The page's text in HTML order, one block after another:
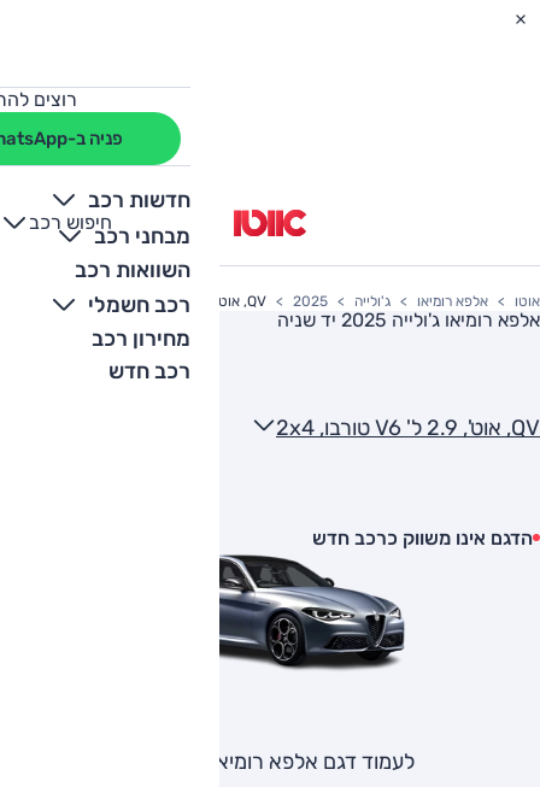
רוצים
פניה ב-WhatsApp
חדשות רכב
מבחני רכב
השוואות רכב
רכב חשמלי
מחירון רכב
רכב חדש
חיפוש רכב
+
-
אוטו אלפא רומיאו ג'ולייה 2025 QV, אוט', 2.9 ל' V6 טורבו, 2x4
אלפא רומיאו ג'ולייה 2025 יד שניה
QV, אוט', 2.9 ל' V6 טורבו, 2x4
הדגם אינו משווק כרכב חדש
לעמוד דגם אלפא רומיאו ג'ולייה